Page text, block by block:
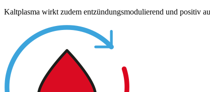
Kaltplasma wirkt zudem entzündungsmodulierend und positiv